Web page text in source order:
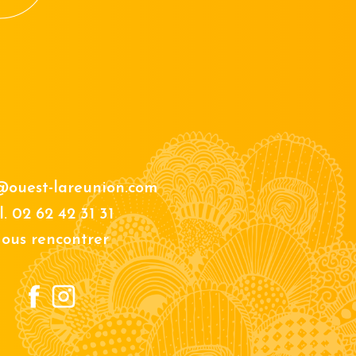
lareunion.com
02 62 42 31 31
rencontrer